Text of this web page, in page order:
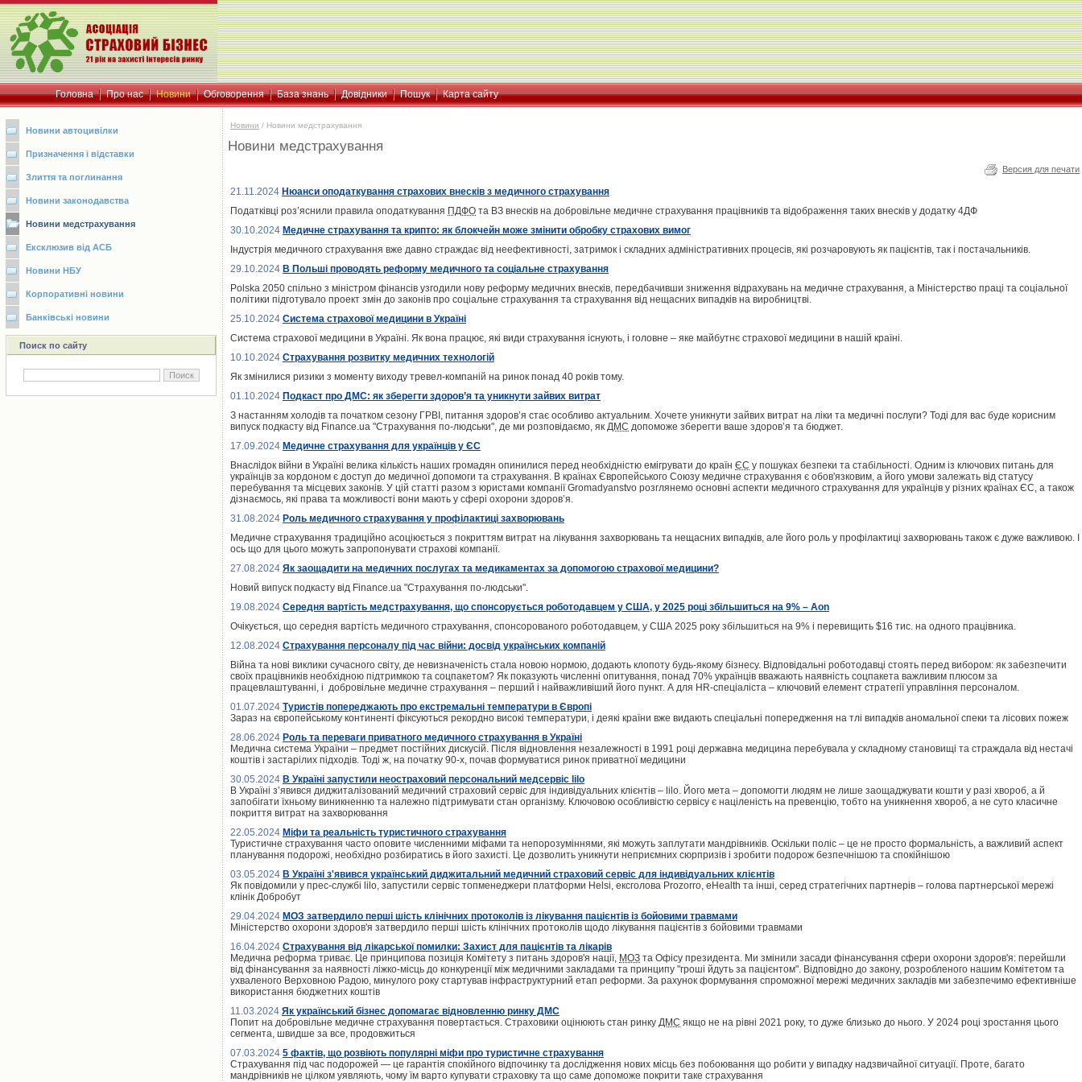
Головна Про нас Новини Обговорення База знань Довідники Пошук Карта сайту
Новини автоцивілки
Призначення і відставки
Злиття та поглинання
Новини законодавства
Новини медстрахування
Ексклюзив від АСБ
Новини НБУ
Корпоративні новини
Банківські новини
Поиск по сайту
Новини / Новини медстрахування
Новини медстрахування
Версия для печати
21.11.2024 Нюанси оподаткування страхових внесків з медичного страхування
Податківці роз’яснили правила оподаткування ПДФО та ВЗ внесків на добровільне медичне страхування працівників та відображення таких внесків у додатку 4ДФ
30.10.2024 Медичне страхування та крипто: як блокчейн може змінити обробку страхових вимог
Індустрія медичного страхування вже давно страждає від неефективності, затримок і складних адміністративних процесів, які розчаровують як пацієнтів, так і постачальників.
29.10.2024 В Польші проводять реформу медичного та соціальне страхування
Polska 2050 спільно з міністром фінансів узгодили нову реформу медичних внесків, передбачивши зниження відрахувань на медичне страхування, а Міністерство праці та соціальної
політики підготувало проект змін до законів про соціальне страхування та страхування від нещасних випадків на виробництві.
25.10.2024 Система страхової медицини в Україні
Система страхової медицини в Україні. Як вона працює, які види страхування існують, і головне – яке майбутнє страхової медицини в нашій країні.
10.10.2024 Страхування розвитку медичних технологій
Як змінилися ризики з моменту виходу тревел-компаній на ринок понад 40 років тому.
01.10.2024 Подкаст про ДМС: як зберегти здоров’я та уникнути зайвих витрат
З настанням холодів та початком сезону ГРВІ, питання здоров’я стає особливо актуальним. Хочете уникнути зайвих витрат на ліки та медичні послуги? Тоді для вас буде корисним
випуск подкасту від Finance.ua "Страхування по-людськи", де ми розповідаємо, як ДМС допоможе зберегти ваше здоров’я та бюджет.
17.09.2024 Медичне страхування для українців у ЄС
Внаслідок війни в Україні велика кількість наших громадян опинилися перед необхідністю емігрувати до країн ЄС у пошуках безпеки та стабільності. Одним із ключових питань для
українців за кордоном є доступ до медичної допомоги та страхування. В країнах Європейського Союзу медичне страхування є обов'язковим, а його умови залежать від статусу
перебування та місцевих законів. У цій статті разом з юристами компанії Gromadyanstvo розглянемо основні аспекти медичного страхування для українців у різних країнах ЄС, а також
дізнаємось, які права та можливості вони мають у сфері охорони здоров’я.
31.08.2024 Роль медичного страхування у профілактиці захворювань
Медичне страхування традиційно асоціюється з покриттям витрат на лікування захворювань та нещасних випадків, але його роль у профілактиці захворювань також є дуже важливою. І
ось що для цього можуть запропонувати страхові компанії.
27.08.2024 Як заощадити на медичних послугах та медикаментах за допомогою страхової медицини?
Новий випуск подкасту від Finance.ua "Страхування по-людськи".
19.08.2024 Середня вартість медстрахування, що спонсорується роботодавцем у США, у 2025 році збільшиться на 9% – Aon
Очікується, що середня вартість медичного страхування, спонсорованого роботодавцем, у США 2025 року збільшиться на 9% і перевищить $16 тис. на одного працівника.
12.08.2024 Страхування персоналу під час війни: досвід українських компаній
Війна та нові виклики сучасного світу, де невизначеність стала новою нормою, додають клопоту будь-якому бізнесу. Відповідальні роботодавці стоять перед вибором: як забезпечити
своїх працівників необхідною підтримкою та соцпакетом? Як показують численні опитування, понад 70% українців вважають наявність соцпакета важливим плюсом за
працевлаштуванні, і добровільне медичне страхування – перший і найважливіший його пункт. А для HR-спеціаліста – ключовий елемент стратегії управління персоналом.
01.07.2024 Туристів попереджають про екстремальні температури в Європі
Зараз на європейському континенті фіксуються рекордно високі температури, і деякі країни вже видають спеціальні попередження на тлі випадків аномальної спеки та лісових пожеж
28.06.2024 Роль та переваги приватного медичного страхування в Україні
Медична система України – предмет постійних дискусій. Після відновлення незалежності в 1991 році державна медицина перебувала у складному становищі та страждала від нестачі
коштів і застарілих підходів. Тоді ж, на початку 90-х, почав формуватися ринок приватної медицини
30.05.2024 В Україні запустили неостраховий персональний медсервіс lilo
В Україні зʼявився диджиталізований медичний страховий сервіс для індивідуальних клієнтів – lilo. Його мета – допомогти людям не лише заощаджувати кошти у разі хвороб, а й
запобігати їхньому виникненню та належно підтримувати стан організму. Ключовою особливістю сервісу є націленість на превенцію, тобто на уникнення хвороб, а не суто класичне
покриття витрат на захворювання
22.05.2024 Міфи та реальність туристичного страхування
Туристичне страхування часто оповите численними міфами та непорозуміннями, які можуть заплутати мандрівників. Оскільки поліс – це не просто формальність, а важливий аспект
планування подорожі, необхідно розбиратись в його захисті. Це дозволить уникнути неприємних сюрпризів і зробити подорож безпечнішою та спокійнішою
03.05.2024 В Україні з'явився український диджитальний медичний страховий сервіс для індивідуальних клієнтів
Як повідомили у прес-службі lilo, запустили сервіс топменеджери платформи Helsi, ексголова Prozorro, eHealth та інші, серед стратегічних партнерів – голова партнерської мережі
клінік Добробут
29.04.2024 МОЗ затвердило перші шість клінічних протоколів із лікування пацієнтів із бойовими травмами
Міністерство охорони здоров'я затвердило перші шість клінічних протоколів щодо лікування пацієнтів з бойовими травмами
16.04.2024 Страхування від лікарської помилки: Захист для пацієнтів та лікарів
Медична реформа триває. Це принципова позиція Комітету з питань здоров'я нації, МОЗ та Офісу президента. Ми змінили засади фінансування сфери охорони здоров'я: перейшли
від фінансування за наявності ліжко-місць до конкуренції між медичними закладами та принципу "гроші йдуть за пацієнтом". Відповідно до закону, розробленого нашим Комітетом та
ухваленого Верховною Радою, минулого року стартував інфраструктурний етап реформи. За рахунок формування спроможної мережі медичних закладів ми забезпечимо ефективніше
використання бюджетних коштів
11.03.2024 Як український бізнес допомагає відновленню ринку ДМС
Попит на добровільне медичне страхування повертається. Страховики оцінюють стан ринку ДМС якщо не на рівні 2021 року, то дуже близько до нього. У 2024 році зростання цього
сегмента, швидше за все, продовжиться
07.03.2024 5 фактів, що розвіють популярні міфи про туристичне страхування
Страхування під час подорожей ― це гарантія спокійного відпочинку та дослідження нових місць без побоювання що робити у випадку надзвичайної ситуації. Проте, багато
мандрівників не цілком уявляють, чому їм варто купувати страховку та що саме допоможе покрити таке страхування